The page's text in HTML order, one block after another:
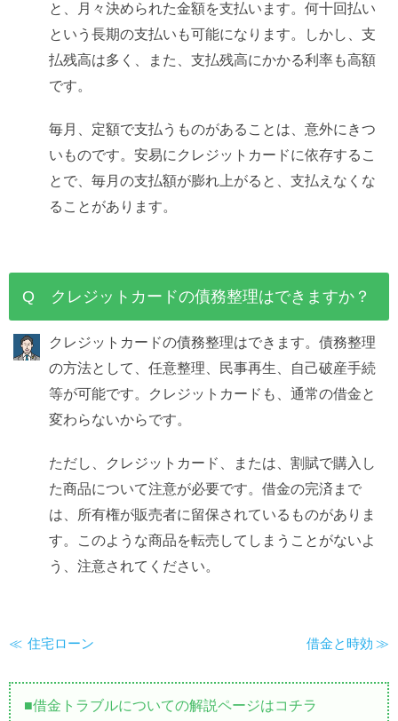
と、月々決められた金額を支払います。何十回払い
という長期の支払いも可能になります。しかし、支
払残高は多く、また、支払残高にかかる利率も高額
です。
毎月、定額で支払うものがあることは、意外にきつ
いものです。安易にクレジットカードに依存するこ
とで、毎月の支払額が膨れ上がると、支払えなくな
ることがあります。
Q クレジットカードの債務整理はできますか？
クレジットカードの債務整理はできます。債務整理
の方法として、任意整理、民事再生、自己破産手続
等が可能です。クレジットカードも、通常の借金と
変わらないからです。
ただし、クレジットカード、または、割賦で購入し
た商品について注意が必要です。借金の完済まで
は、所有権が販売者に留保されているものがありま
す。このような商品を転売してしまうことがないよ
う、注意されてください。
住宅ローン 借金と時効
借金トラブルについての解説ページはコチラ